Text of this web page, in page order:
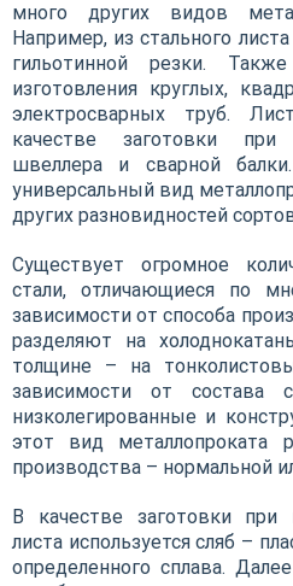
много других видов
Например, из стального
гильотинной резки.
изготовления круглых,
электросварных труб.
качестве заготовки при
швеллера и сварной
универсальный вид
других разновидностей
Существует огромное
стали, отличающиеся по
зависимости от способа
разделяют на
толщине – на
зависимости от состава
низколегированные и
этот вид металлопроката
производства – нормальной
В качестве заготовки при
листа используется сляб –
определенного сплава.